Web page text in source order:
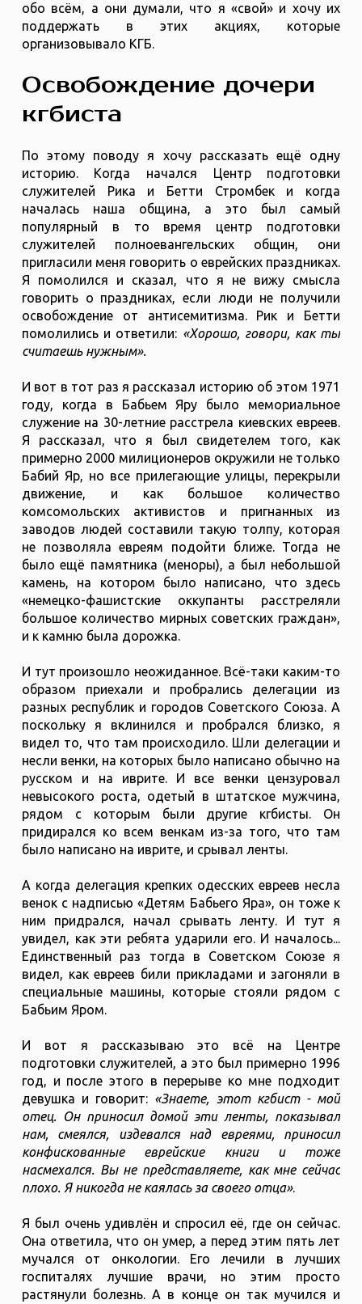
обо всём, а они думали, что я «свой» и хочу их
поддержать в этих акциях, которые
организовывало КГБ.
Освобождение дочери
кгбиста
По этому поводу я хочу рассказать ещё одну
историю. Когда начался Центр подготовки
служителей Рика и Бетти Стромбек и когда
началась наша община, а это был самый
популярный в то время центр подготовки
служителей полноевангельских общин, они
пригласили меня говорить о еврейских праздниках.
Я помолился и сказал, что я не вижу смысла
говорить о праздниках, если люди не получили
освобождение от антисемитизма. Рик и Бетти
помолились и ответили: «Хорошо, говори, как ты
считаешь нужным».
И вот в тот раз я рассказал историю об этом 1971
году, когда в Бабьем Яру было мемориальное
служение на 30-летние расстрела киевских евреев.
Я рассказал, что я был свидетелем того, как
примерно 2000 милиционеров окружили не только
Бабий Яр, но все прилегающие улицы, перекрыли
движение, и как большое количество
комсомольских активистов и пригнанных из
заводов людей составили такую толпу, которая
не позволяла евреям подойти ближе. Тогда не
было ещё памятника (меноры), а был небольшой
камень, на котором было написано, что здесь
«немецко-фашистские оккупанты расстреляли
большое количество мирных советских граждан»,
и к камню была дорожка.
И тут произошло неожиданное. Всё-таки каким-то
образом приехали и пробрались делегации из
разных республик и городов Советского Союза. А
поскольку я вклинился и пробрался близко, я
видел то, что там происходило. Шли делегации и
несли венки, на которых было написано обычно на
русском и на иврите. И все венки цензуровал
невысокого роста, одетый в штатское мужчина,
рядом с которым были другие кгбисты. Он
придирался ко всем венкам из-за того, что там
было написано на иврите, и срывал ленты.
А когда делегация крепких одесских евреев несла
венок с надписью «Детям Бабьего Яра», он тоже к
ним придрался, начал срывать ленту. И тут я
увидел, как эти ребята ударили его. И началось...
Единственный раз тогда в Советском Союзе я
видел, как евреев били прикладами и загоняли в
специальные машины, которые стояли рядом с
Бабьим Яром.
И вот я рассказываю это всё на Центре
подготовки служителей, а это был примерно 1996
год, и после этого в перерыве ко мне подходит
девушка и говорит: «Знаете, этот кгбист - мой
отец. Он приносил домой эти ленты, показывал
нам, смеялся, издевался над евреями, приносил
конфискованные еврейские книги и тоже
насмехался. Вы не представляете, как мне сейчас
плохо. Я никогда не каялась за своего отца».
Я был очень удивлён и спросил её, где он сейчас.
Она ответила, что он умер, а перед этим пять лет
мучался от онкологии. Его лечили в лучших
госпиталях лучшие врачи, но этим просто
растянули болезнь. А в конце он так мучился и